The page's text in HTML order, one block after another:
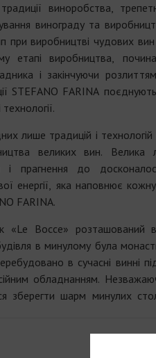
традиції виноробства,
винограду та
при виробництві чудових
етапі виробництва,
і закінчуючи
STEFANO FARINA
технології.
лише традицій і
великих вин.
і прагнення до
енергії, яка наповнює
FARINA.
«Le Bocce» розташований в
в минулому була
в сучасні винні
обладнанням.
зберегти шарм минулих